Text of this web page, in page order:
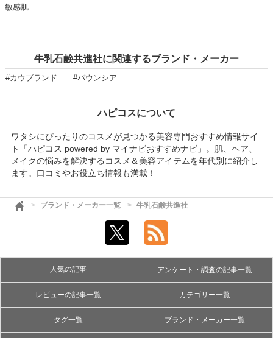
敏感肌
牛乳石鹸共進社に関連するブランド・メーカー
#カウブランド #バウンシア
ハピコスについて
ワタシにぴったりのコスメが見つかる美容専門おすすめ情報サイ
ト「ハピコス powered by マイナビおすすめナビ」。肌、ヘア、
メイクの悩みを解決するコスメ＆美容アイテムを年代別に紹介し
ます。口コミやお役立ち情報も満載！
ブランド・メーカー一覧 牛乳石鹸共進社
人気の記事 アンケート・調査の記事一覧
レビューの記事一覧 カテゴリー一覧
タグ一覧 ブランド・メーカー一覧